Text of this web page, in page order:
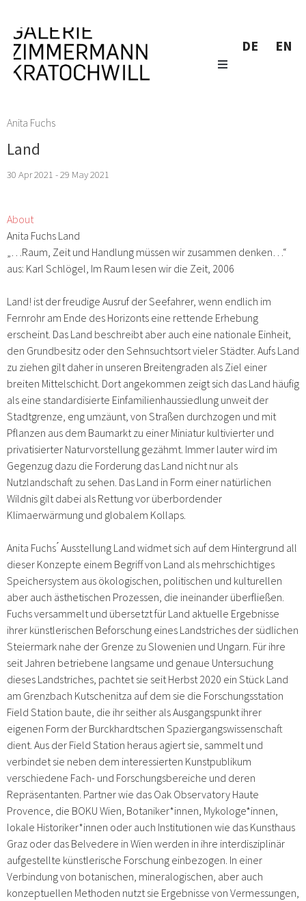
DE EN
Anita Fuchs
Land
30 Apr 2021 - 29 May 2021
About
Anita Fuchs Land
„…Raum, Zeit und Handlung müssen wir zusammen denken…“
aus: Karl Schlögel, Im Raum lesen wir die Zeit, 2006
Land! ist der freudige Ausruf der Seefahrer, wenn endlich im
Fernrohr am Ende des Horizonts eine rettende Erhebung
erscheint. Das Land beschreibt aber auch eine nationale Einheit,
den Grundbesitz oder den Sehnsuchtsort vieler Städter. Aufs Land
zu ziehen gilt daher in unseren Breitengraden als Ziel einer
breiten Mittelschicht. Dort angekommen zeigt sich das Land häufig
als eine standardisierte Einfamilienhaussiedlung unweit der
Stadtgrenze, eng umzäunt, von Straßen durchzogen und mit
Pflanzen aus dem Baumarkt zu einer Miniatur kultivierter und
privatisierter Naturvorstellung gezähmt. Immer lauter wird im
Gegenzug dazu die Forderung das Land nicht nur als
Nutzlandschaft zu sehen. Das Land in Form einer natürlichen
Wildnis gilt dabei als Rettung vor überbordender
Klimaerwärmung und globalem Kollaps.
Anita Fuchs ́ Ausstellung Land widmet sich auf dem Hintergrund all
dieser Konzepte einem Begriff von Land als mehrschichtiges
Speichersystem aus ökologischen, politischen und kulturellen
aber auch ästhetischen Prozessen, die ineinander überfließen.
Fuchs versammelt und übersetzt für Land aktuelle Ergebnisse
ihrer künstlerischen Beforschung eines Landstriches der südlichen
Steiermark nahe der Grenze zu Slowenien und Ungarn. Für ihre
seit Jahren betriebene langsame und genaue Untersuchung
dieses Landstriches, pachtet sie seit Herbst 2020 ein Stück Land
am Grenzbach Kutschenitza auf dem sie die Forschungsstation
Field Station baute, die ihr seither als Ausgangspunkt ihrer
eigenen Form der Burckhardtschen Spaziergangswissenschaft
dient. Aus der Field Station heraus agiert sie, sammelt und
verbindet sie neben dem interessierten Kunstpublikum
verschiedene Fach- und Forschungsbereiche und deren
Repräsentanten. Partner wie das Oak Observatory Haute
Provence, die BOKU Wien, Botaniker*innen, Mykologe*innen,
lokale Historiker*innen oder auch Institutionen wie das Kunsthaus
Graz oder das Belvedere in Wien werden in ihre interdisziplinär
aufgestellte künstlerische Forschung einbezogen. In einer
Verbindung von botanischen, mineralogischen, aber auch
konzeptuellen Methoden nutzt sie Ergebnisse von Vermessungen,